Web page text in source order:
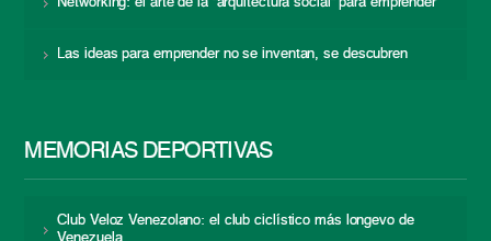
Las ideas para emprender no se inventan, se descubren
MEMORIAS DEPORTIVAS
Club Veloz Venezolano: el club ciclístico más longevo de